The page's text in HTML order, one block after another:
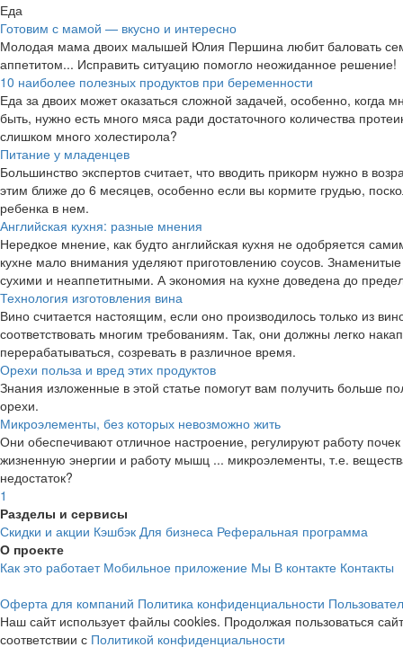
Лукойл / Lukoil
shop
4.34%
cashback
Lacoste
cashback
Ticketland
2.8%
Бетховен
235р.
cashback cashback
Еда
Готовим с мамой — вкусно и интересно
Молодая мама двоих малышей Юлия Першина любит баловать
аппетитом... Исправить ситуацию помогло неожиданное решение!
10 наиболее полезных продуктов при беременности
Еда за двоих может оказаться сложной задачей, особенно, когда
быть, нужно есть много мяса ради достаточного количества
слишком много холестирола?
Питание у младенцев
Большинство экспертов считает, что вводить прикорм нужно в
этим ближе до 6 месяцев, особенно если вы кормите грудью,
ребенка в нем.
Английская кухня: разные мнения
Нередкое мнение, как будто английская кухня не одобряется
кухне мало внимания уделяют приготовлению соусов.
сухими и неаппетитными. А экономия на кухне доведена до
Технология изготовления вина
Вино считается настоящим, если оно производилось только из
соответствовать многим требованиям. Так, они должны легко
перерабатываться, созревать в различное время.
Орехи польза и вред этих продуктов
Знания изложенные в этой статье помогут вам получить больше
орехи.
Микроэлементы, без которых невозможно жить
Они обеспечивают отличное настроение, регулируют работу
жизненную энергии и работу мышц ... микроэлементы, т.е.
недостаток?
1
Разделы и сервисы
Скидки и акции Кэшбэк Для бизнеса Реферальная программа
О проекте
Как это работает Мобильное приложение Мы В контакте Контакты
Оферта для компаний Политика конфиденциальности
Наш сайт использует файлы cookies. Продолжая пользоваться
соответствии с Политикой конфиденциальности